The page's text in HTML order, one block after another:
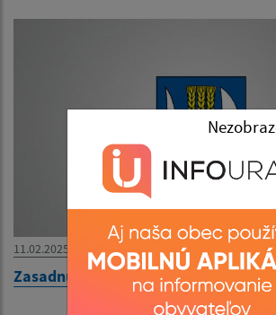
11.02.2025
Zasadnutie Obecného